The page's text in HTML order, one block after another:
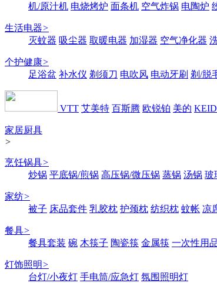
机/原汁机 电烧烤炉 面条机 空气炸锅 电陶炉
生活电器>
灭蚊器 吸尘器 取暖电器 加湿器 空气净化器
个护健康>
足浴盆 补水仪 剃须刀 电吹风 电动牙刷 剃/脱
VTT 艾美特 百斯腾 欧锐铂 美的
家居厨具
>
烹饪锅具>
炒锅 平底锅/煎锅 高压锅/微压锅 蒸锅 汤锅 玻
家纺>
被子 床品套件 乳胶枕 护颈枕 纺织枕 蚊帐 凉
餐具>
餐具套装 碗 木筷子 陶瓷筷 金属筷 一次性用
灯饰照明>
台灯/小夜灯 手电筒/应急灯 氛围照明灯